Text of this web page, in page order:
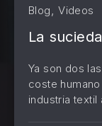
Blog,Videos
La
Ya son dos
coste
industria textil